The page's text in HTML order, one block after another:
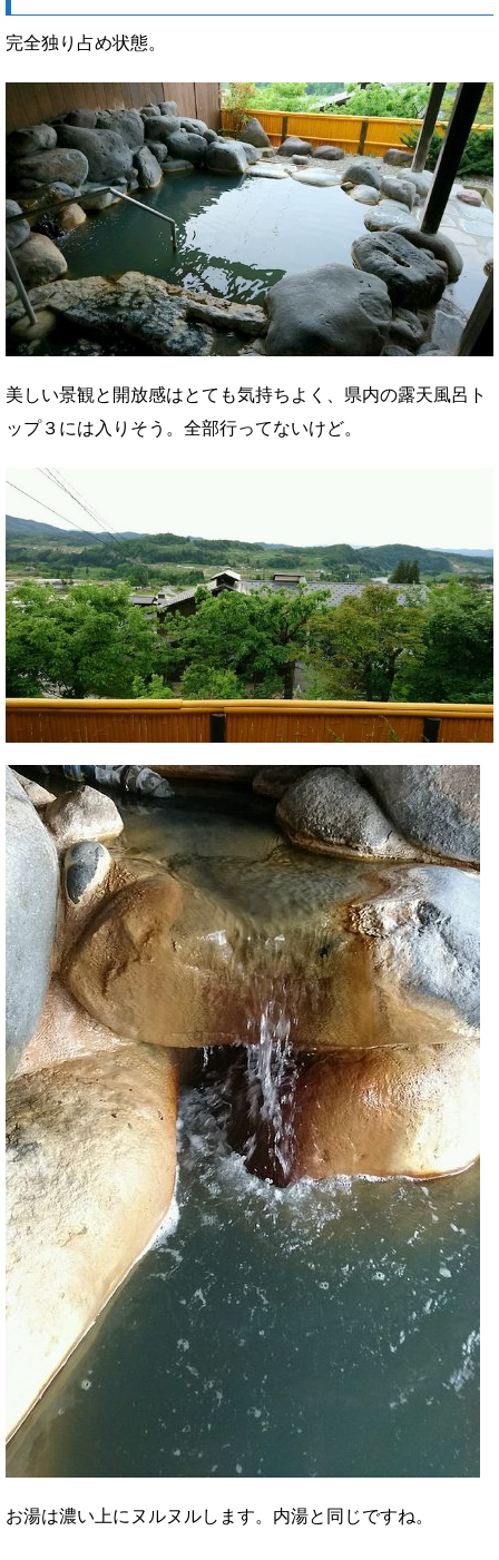
完全独り占め状態。
美しい景観と開放感はとても気持ちよく、県内の露天風呂ト
ップ３には入りそう。全部行ってないけど。
お湯は濃い上にヌルヌルします。内湯と同じですね。